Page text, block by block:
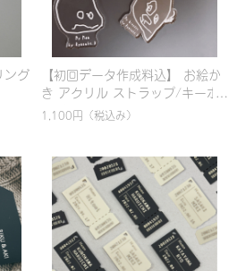
ング
【初回データ作成料込】 お絵か
き アクリル ストラップ/キーホ
ルダー
1,100円 （税込み）